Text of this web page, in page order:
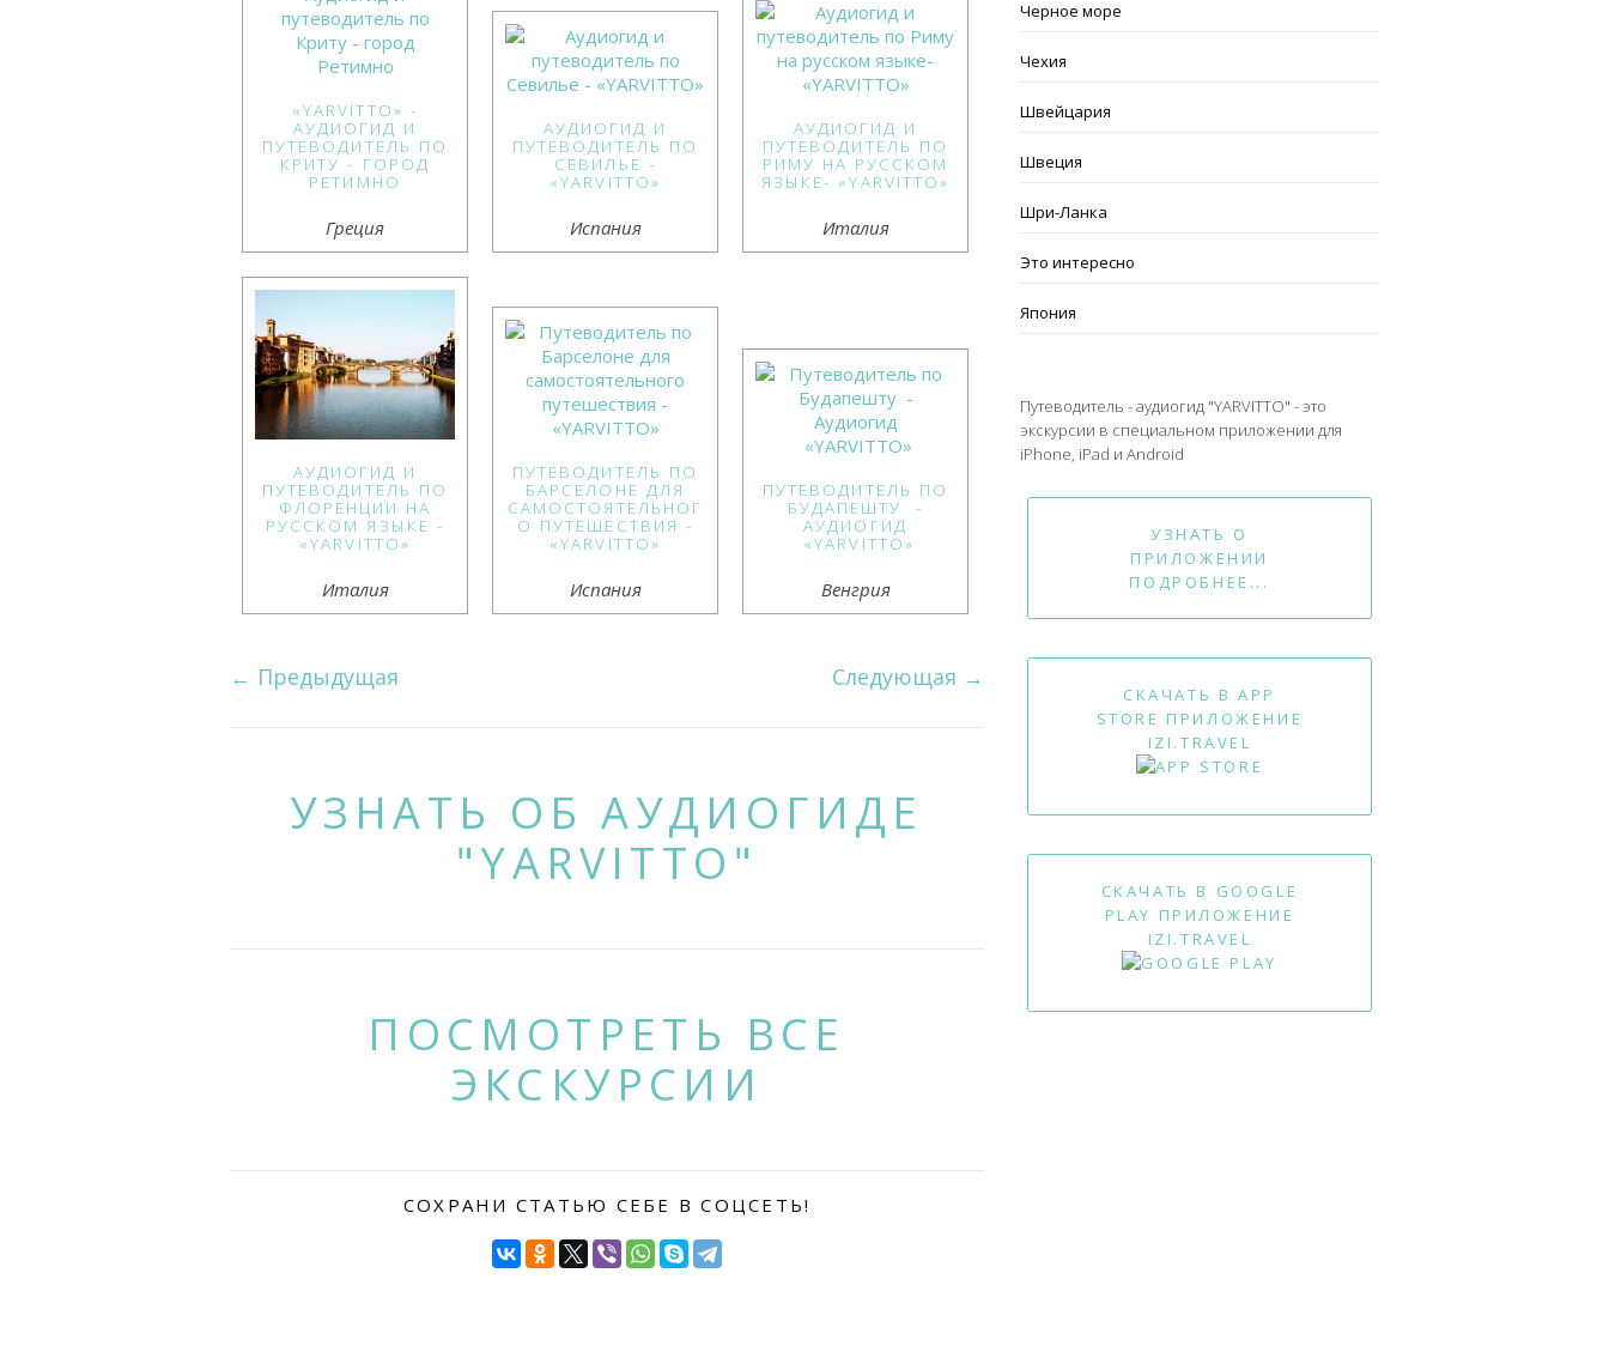
«YARVITTO» -
АУДИОГИД И
ПУТЕВОДИТЕЛЬ ПО
КРИТУ - ГОРОД
РЕТИМНО
Греция
АУДИОГИД И
ПУТЕВОДИТЕЛЬ ПО
СЕВИЛЬЕ -
«YARVITTO»
Испания
АУДИОГИД И
ПУТЕВОДИТЕЛЬ ПО
РИМУ НА РУССКОМ
ЯЗЫКЕ- «YARVITTO»
Италия
АУДИОГИД И
ПУТЕВОДИТЕЛЬ ПО
ФЛОРЕНЦИИ НА
РУССКОМ ЯЗЫКЕ -
«YARVITTO»
Италия
ПУТЕВОДИТЕЛЬ ПО
БАРСЕЛОНЕ ДЛЯ
САМОСТОЯТЕЛЬНОГ
О ПУТЕШЕСТВИЯ -
«YARVITTO»
Испания
ПУТЕВОДИТЕЛЬ ПО
БУДАПЕШТУ -
АУДИОГИД
«YARVITTO»
Венгрия
← Предыдущая Следующая →
УЗНАТЬ ОБ АУДИОГИДЕ
"YARVITTO"
ПОСМОТРЕТЬ ВСЕ
ЭКСКУРСИИ
СОХРАНИ СТАТЬЮ СЕБЕ В СОЦСЕТЬ!
Черное море
Чехия
Швейцария
Швеция
Шри-Ланка
Это интересно
Япония
Путеводитель - аудиогид "YARVITTO" - это
экскурсии в специальном приложении для
iPhone, iPad и Android
УЗНАТЬ О
ПРИЛОЖЕНИИ
ПОДРОБНЕЕ...
СКАЧАТЬ В APP
STORE ПРИЛОЖЕНИЕ
IZI.TRAVEL
СКАЧАТЬ В GOOGLE
PLAY ПРИЛОЖЕНИЕ
IZI.TRAVEL